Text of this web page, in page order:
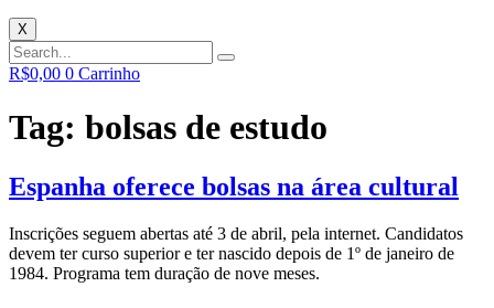
X
R$0,00 0 Carrinho
Tag: bolsas de estudo
Espanha oferece bolsas na área cultural
Inscrições seguem abertas até 3 de abril, pela internet. Candidatos
devem ter curso superior e ter nascido depois de 1º de janeiro de
1984. Programa tem duração de nove meses.